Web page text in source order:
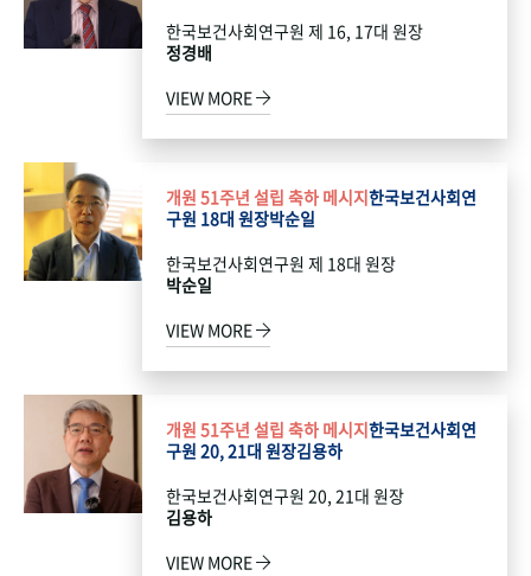
한국보건사회연구원 제 16, 17대 원장
정경배
VIEW MORE
개원 51주년 설립 축하 메시지한국보건사회연
구원 18대 원장박순일
한국보건사회연구원 제 18대 원장
박순일
VIEW MORE
개원 51주년 설립 축하 메시지한국보건사회연
구원 20, 21대 원장김용하
한국보건사회연구원 20, 21대 원장
김용하
VIEW MORE